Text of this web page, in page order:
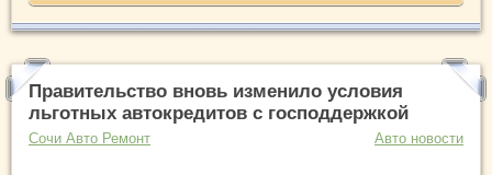
Правительство вновь изменило условия
льготных автокредитов с господдержкой
Сочи Авто Ремонт Авто новости